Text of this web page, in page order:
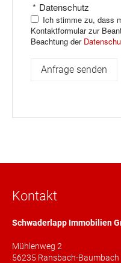
Datenschutz
*
Ich stimme zu, dass
Kontaktformular zur
Beachtung der
Kontakt
Schwaderlapp Immobilien
Mühlenweg 2
56235 Ransbach-Baumbach